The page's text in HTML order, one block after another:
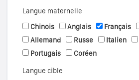
Langue maternelle
Chinois
Anglais Français
Allemand
Russe Italien
Portugais
Coréen
Langue cible